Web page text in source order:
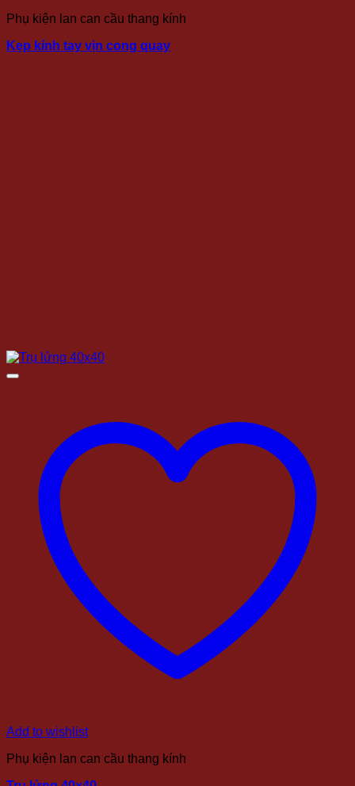
Phụ kiện lan can cầu thang kính
Kẹp kính tay vịn cong quay
Add to wishlist
Phụ kiện lan can cầu thang kính